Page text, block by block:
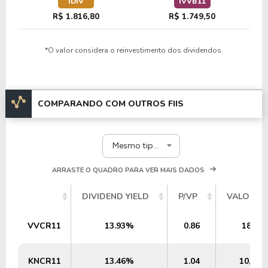
R$ 1.816,80 R$ 1.749,50
*O valor considera o reinvestimento dos dividendos.
COMPARANDO COM OUTROS FIIS
Mesmo tipo e segmento
ARRASTE O QUADRO PARA VER MAIS DADOS
DIVIDEND YIELD P/VP VALOR
VVCR11 13.93% 0.86
KNCR11 13.46% 1.04 10,97